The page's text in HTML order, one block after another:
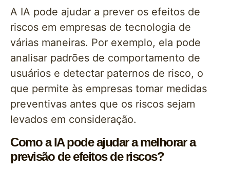
A IA pode ajudar a prever os efeitos de
riscos em empresas de tecnologia de
várias maneiras. Por exemplo, ela pode
analisar padrões de comportamento de
usuários e detectar paternos de risco, o
que permite às empresas tomar medidas
preventivas antes que os riscos sejam
levados em consideração.
Como a IA pode ajudar a melhorar a
previsão de efeitos de riscos?